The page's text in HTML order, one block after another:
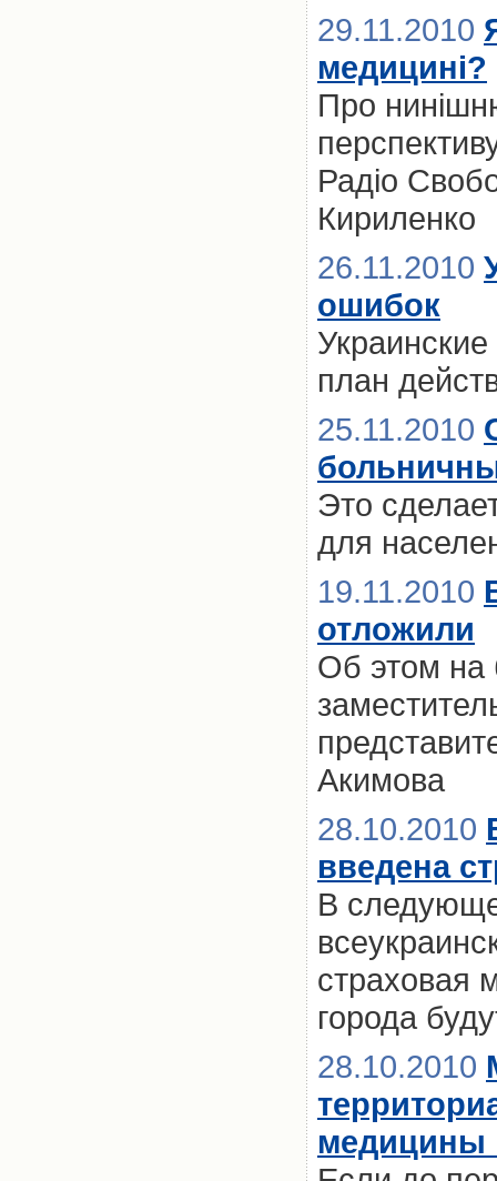
29.11.2010
медицині?
Про
Радіо
Кириленко
26.11.2010
ошибок
план
25.11.2010
Это
для
19.11.2010
отложили
Об этом на
Акимова
28.10.2010
введена
В
страховая
города
28.10.2010
медицины